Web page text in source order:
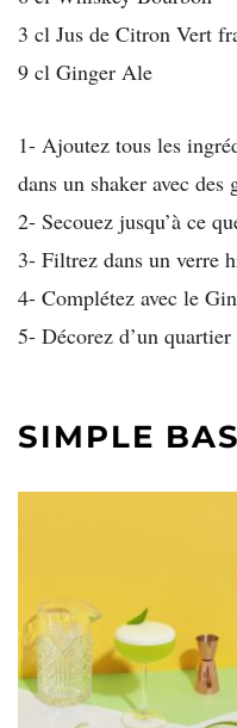
3 cl Jus de Citron Vert
9 cl Ginger Ale
1- Ajoutez tous les
dans un shaker avec des
2- Secouez jusqu’à ce
3- Filtrez dans un verre
4- Complétez avec le
5- Décorez d’un
SIMPLE